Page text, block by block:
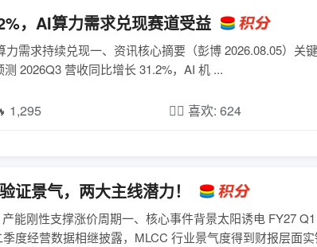
，AI算力需求兑现赛道受益
需求持续兑现一、资讯核心摘要（彭博 2026.08.05）关
2026Q3 营收同比增长 31.2%，AI 机 ...
1,295 ❤️‍🔥 喜欢: 624
证景气，两大主线潜力！
能刚性支撑涨价周期一、核心事件背景太阳诱电 FY27
度经营数据相继披露，MLCC 行业景气度得到财报层面